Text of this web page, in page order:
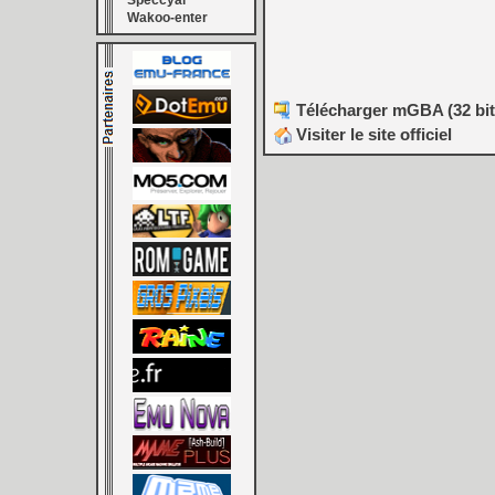
Wakoo-enter
Télécharger mGBA (32
Visiter le site officiel